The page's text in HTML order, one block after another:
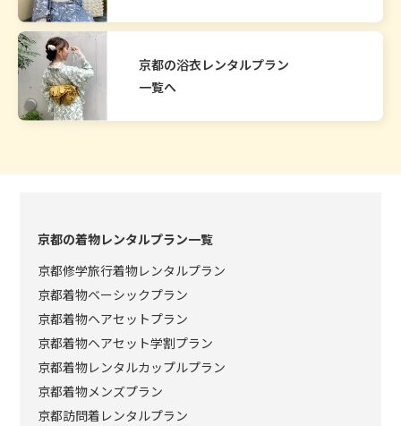
京都の浴衣レンタルプラン
一覧へ
京都の着物レンタルプラン一覧
京都修学旅行着物レンタルプラン
京都着物ベーシックプラン
京都着物ヘアセットプラン
京都着物ヘアセット学割プラン
京都着物レンタルカップルプラン
京都着物メンズプラン
京都訪問着レンタルプラン